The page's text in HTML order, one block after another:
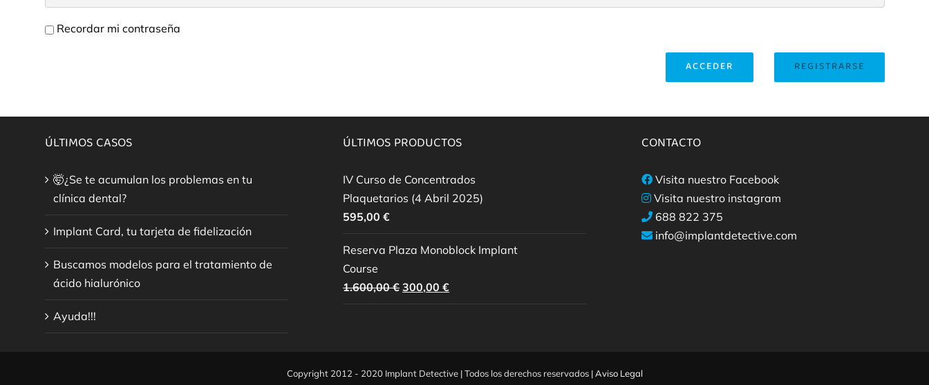
Recordar mi contraseña
REGISTRARSE
ACCEDER
ÚLTIMOS CASOS
🤯¿Se te acumulan los problemas en tu
clínica dental?
Implant Card, tu tarjeta de fidelización
Buscamos modelos para el tratamiento de
ácido hialurónico
Ayuda!!!
ÚLTIMOS PRODUCTOS
IV Curso de Concentrados
Plaquetarios (4 Abril 2025)
595,00€
Reserva Plaza Monoblock Implant
Course
1.600,00€El
precio
300,00€El
precio
CONTACTO
Visita nuestro Facebook
Visita nuestro instagram
688 822 375
info@implantdetective.com
Copyright 2012 - 2020 Implant Detective | Todos los derechos reservados |Aviso Legal